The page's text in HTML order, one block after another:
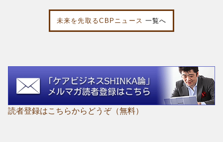
未来を先取るCBPニュース 一覧へ
読者登録はこちらからどうぞ（無料）